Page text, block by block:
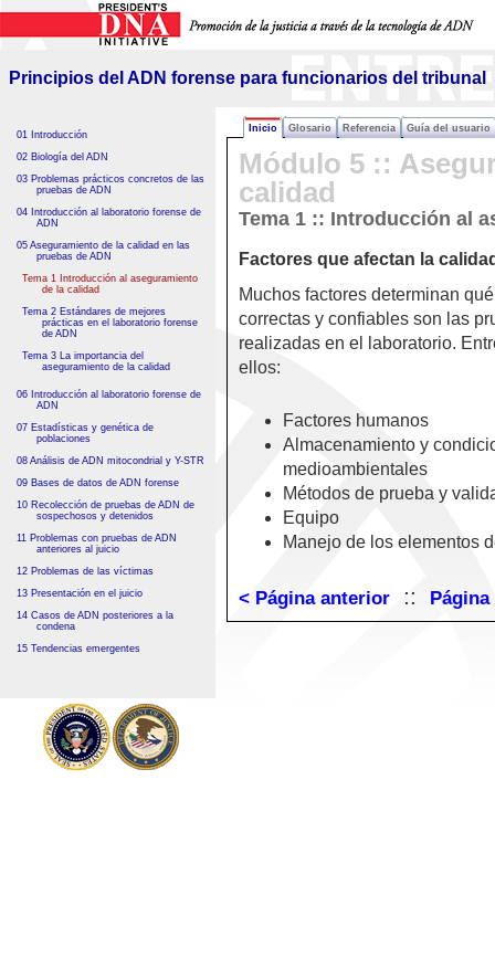
para funcionarios del tribunal
Principios del ADN forense para funcionarios del tribunal
Inicio Glosario Referencia Guía del usuario
01 Introducción
02 Biología del ADN
03 Problemas prácticos concretos de las
pruebas de ADN
04 Introducción al laboratorio forense de
ADN
05 Aseguramiento de la calidad en las
pruebas de ADN
Tema 1 Introducción al aseguramiento
de la calidad
Tema 2 Estándares de mejores
prácticas en el laboratorio forense
de ADN
Tema 3 La importancia del
aseguramiento de la calidad
06 Introducción al laboratorio forense de
ADN
07 Estadísticas y genética de
poblaciones
08 Análisis de ADN mitocondrial y Y-STR
09 Bases de datos de ADN forense
10 Recolección de pruebas de ADN de
sospechosos y detenidos
11 Problemas con pruebas de ADN
anteriores al juicio
12 Problemas de las víctimas
13 Presentación en el juicio
14 Casos de ADN posteriores a la
condena
15 Tendencias emergentes
Módulo 5 ::
calidad
Tema 1 :: Introducción al
Factores que afectan la
Muchos factores determinan
correctas y confiables son las
realizadas en el laboratorio.
ellos:
Factores humanos
Almacenamiento y
medioambientales
Métodos de prueba y
Equipo
Manejo de los elementos
< Página anterior ::